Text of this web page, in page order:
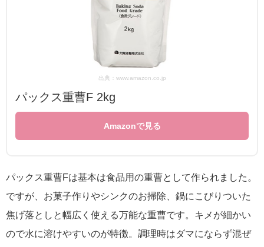
出典：www.amazon.co.jp
パックス重曹F 2kg
Amazonで見る
パックス重曹Fは基本は食品用の重曹として作られました。
ですが、お菓子作りやシンクのお掃除、鍋にこびりついた
焦げ落としと幅広く使える万能な重曹です。キメが細かい
ので水に溶けやすいのが特徴。調理時はダマにならず混ぜ